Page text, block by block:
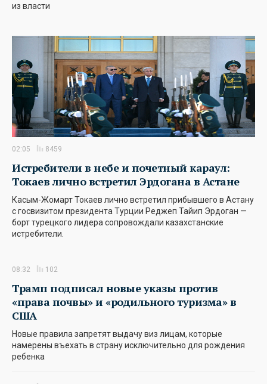
из власти
02:05 8459
Истребители в небе и почетный караул:
Токаев лично встретил Эрдогана в Астане
Касым-Жомарт Токаев лично встретил прибывшего в Астану
с госвизитом президента Турции Реджеп Тайип Эрдоган —
борт турецкого лидера сопровождали казахстанские
истребители.
08:32 102
Трамп подписал новые указы против
«права почвы» и «родильного туризма» в
США
Новые правила запретят выдачу виз лицам, которые
намерены въехать в страну исключительно для рождения
ребенка